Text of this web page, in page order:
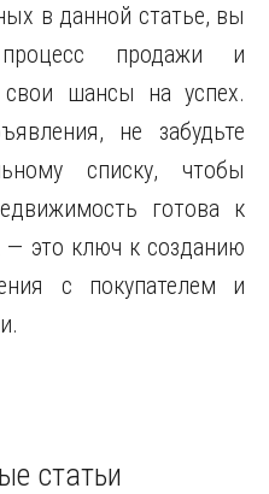
в данной статье, вы
продажи и
свои шансы на успех.
не забудьте
списку, чтобы
готова к
это ключ к созданию
с покупателем и
статьи